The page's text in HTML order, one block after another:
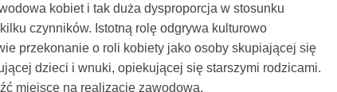
kobiet i tak duża dysproporcja w stosunku
czynników. Istotną rolę odgrywa kulturowo
przekonanie o roli kobiety jako osoby skupiającej się
dzieci i wnuki, opiekującej się starszymi rodzicami.
miejsce na realizację zawodową.